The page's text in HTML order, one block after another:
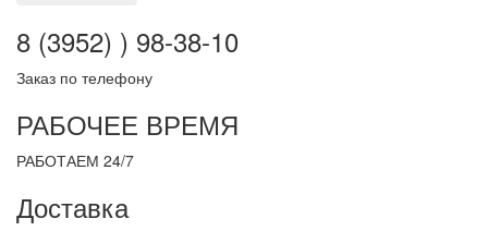
8 (3952) ) 98-38-10
Заказ по телефону
РАБОЧЕЕ ВРЕМЯ
РАБОТАЕМ 24/7
Доставка